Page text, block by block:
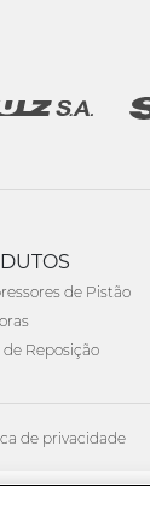
de Pistão
de Reposição
de privacidade